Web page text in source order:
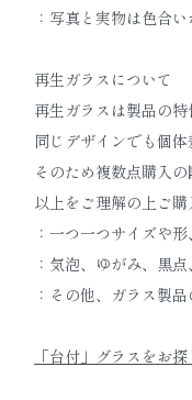
：写真と実物は色合
再生ガラスについて
再生ガラスは製品の
同じデザインでも個
そのため複数点購入
以上をご理解の上ご
：一つ一つサイズや
：気泡、ゆがみ、黒
：その他、ガラス製
「台付」グラスをお